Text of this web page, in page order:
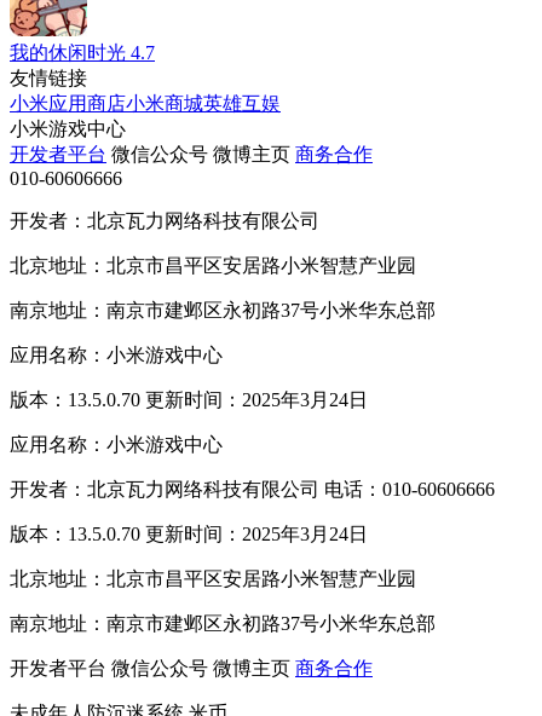
我的休闲时光 4.7
友情链接
小米应用商店小米商城英雄互娱
小米游戏中心
开发者平台 微信公众号 微博主页 商务合作
010-60606666
开发者：北京瓦力网络科技有限公司
北京地址：北京市昌平区安居路小米智慧产业园
南京地址：南京市建邺区永初路37号小米华东总部
应用名称：小米游戏中心
版本：13.5.0.70 更新时间：2025年3月24日
应用名称：小米游戏中心
开发者：北京瓦力网络科技有限公司 电话：010-60606666
版本：13.5.0.70 更新时间：2025年3月24日
北京地址：北京市昌平区安居路小米智慧产业园
南京地址：南京市建邺区永初路37号小米华东总部
开发者平台 微信公众号 微博主页 商务合作